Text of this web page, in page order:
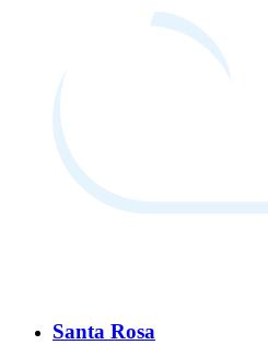
Santa Rosa